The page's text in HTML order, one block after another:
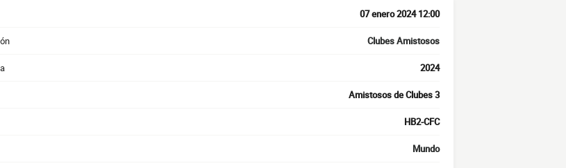
07 enero 2024 12:00
Clubes Amistosos
2024
Amistosos de Clubes 3
HB2-CFC
Mundo